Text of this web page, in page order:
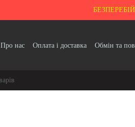
Про нас Оплата і доставка Обмін та